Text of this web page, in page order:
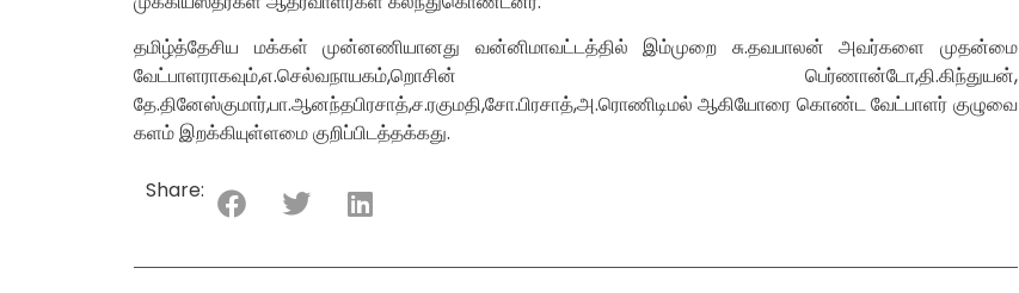
தமிழ்த்தேசிய மக்கள் முன்னணியானது வன்னிமாவட்டத்தில் இம்முறை சு.தவபாலன் அவர்களை முதன்மை
வேட்பாளராகவும்,எ.செல்வநாயகம்,றொசின் பெர்ணான்டோ,தி.கிந்துயன்,
தே.தினேஸ்குமார்,பா.ஆனந்தபிரசாத்,ச.ரகுமதி,சோ.பிரசாத்,அ.ரொணிடிமல் ஆகியோரை கொண்ட வேட்பாளர் குழுவை
களம் இறக்கியுள்ளமை குறிப்பிடத்தக்கது.
Share: